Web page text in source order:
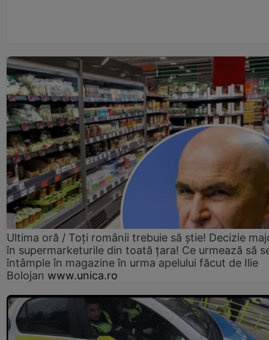
Ultima oră / Toți românii trebuie să știe! Decizie
în supermarketurile din toată țara! Ce urmează să
întâmple în magazine în urma apelului făcut de Ilie
Bolojan www.unica.ro